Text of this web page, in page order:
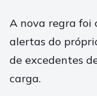
A nova regra foi
alertas do
de excedentes
carga.